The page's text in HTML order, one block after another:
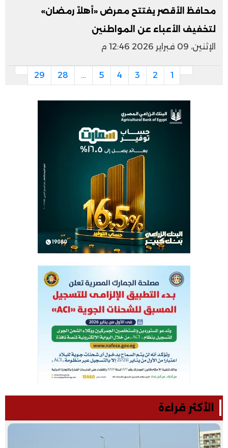
محافظ الأقصر يفتتح معرض «أهلاً رمضان»
لتخفيف الأعباء عن المواطنين
الإثنين، 09 فبراير 2026 12:46 م
1
2
3
4
5
…
28
29
الأكثر قراءة